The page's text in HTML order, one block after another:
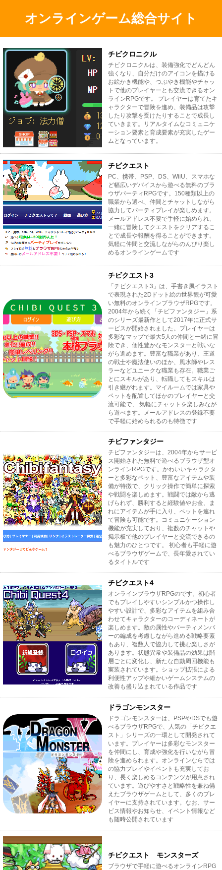
オンラインゲーム総合サイト
チビクロニクル
チビクロニクルは、装備強化でどんどん
強くなり、自分だけのアイコンを描ける
お絵かき機能や、つぶやき機能やチャッ
トで他のプレイヤーとも交流できるオン
ラインRPGです。 プレイヤーは育てたキ
ャラクターで冒険を進め、装備品は攻撃
したり攻撃を受けたりすることで成長し
ていきます。リアルタイムなコミュニケ
ーション要素と育成要素が充実したゲー
ムとなっています。
チビクエスト
PC、携帯、PSP、DS、WiiU、スマホな
ど幅広いデバイスから遊べる無料のブラ
ウザパーティRPGです。150種類以上の
職業から選べ、仲間とチャットしながら
協力してパーティプレイが楽しめます。
メールアドレス不要で手軽に始められ、
一緒に冒険してクエストをクリアするこ
とで成長や報酬を得ることができます。
気軽に仲間と交流しながらのんびり楽し
めるオンラインゲームです
チビクエスト3
「チビクエスト3」は、手書き風イラスト
で表現された2Dドット絵の世界観が可愛
い無料のオンラインブラウザRPGです。
2004年から続く「チビファンタジー」系
のシリーズ最新作として2017年に正式サ
ービスが開始されました。プレイヤーは
多彩なマップで最大5人の仲間と一緒に冒
険でき、個性豊かなモンスターと戦いな
がら進めます。豊富な職業があり、王道
の戦士や魔法使いのほか、風水師やレス
ラーなどユニークな職業も存在。職業ご
とにスキルがあり、転職してもスキルは
引き継がれます。マイルームでは家具や
ペットを配置してほかのプレイヤーと交
流可能で、 気軽にチャットを楽しみなが
ら遊べます。メールアドレスの登録不要
で手軽に始められるのも特徴です
チビファンタジー
チビファンタジーは、2004年からサービ
ス開始された無料で遊べるブラウザ型オ
ンラインRPGです。かわいいキャラクタ
ーと多彩なペット、豊富なアイテムや装
備が特徴で、クリック操作で簡単に探索
や戦闘を楽しめます。戦闘では敵から逃
げられず、勝利すると経験値やお金、ま
れにアイテムが手に入り、ペットを連れ
て冒険も可能です。コミュニケーション
機能が充実しており、複数のチャットや
掲示板で他のプレイヤーと交流できるの
も魅力のひとつです。 初心者も手軽に遊
べるブラウザゲームで、長年愛されてい
るタイトルです
チビクエスト4
オンラインブラウザRPGのです。初心者
でもプレイしやすいシンプルかつ操作し
やすい設計で、多彩なアイテムを組み合
わせてキャラクターのコーディネートが
楽しめます。敵の属性やパーティメンバ
ーの編成を考慮しながら進める戦略要素
もあり、複数人で協力して挑む楽しさが
あります。状態異常や装備品の効果は階
層ごとに変化し、新たな自動周回機能も
実装されています。ショップ拡張による
利便性アップや細かいゲームシステムの
改善も盛り込まれている作品です
ドラゴンモンスター
ドラゴンモンスターは、PSPやDSでも遊
べるブラウザRPGで、人気の「チビクエ
スト」シリーズの一環として開発されて
います。プレイヤーは多彩なモンスター
を仲間にし、育成や強化を行いながら冒
険を進められます。オンラインならでは
の協力プレイやイベントも充実してお
り、長く楽しめるコンテンツが用意され
ています。遊びやすさと戦略性を兼ね備
えたブラウザゲームとして、多くのプレ
イヤーに支持されています。なお、サー
ビス情報やお知らせ、イベント情報など
も随時公開されています
チビクエスト モンスターズ
ブラウザで手軽に遊べるオンラインRPG